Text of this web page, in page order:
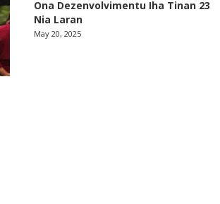
Ona Dezenvolvimentu Iha Tinan 23
Nia Laran
May 20, 2025